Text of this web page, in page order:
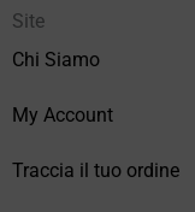
Site
Chi Siamo
My Account
Traccia il tuo ordine